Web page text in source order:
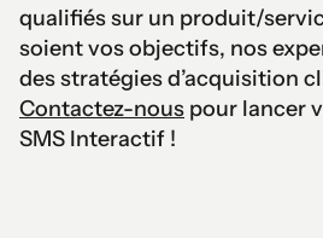
qualifiés sur un produit/
soient vos objectifs, nos
des stratégies d’acquisition
Contactez-nous pour lancer
SMS Interactif !